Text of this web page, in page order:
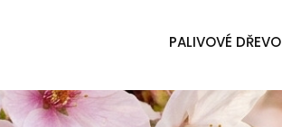
PALIVOVÉ DŘEVO